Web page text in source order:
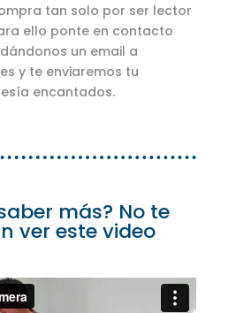
tan solo por ser lector
ello ponte en contacto
un email a
y te enviaremos tu
encantados.
más? No te
ver este video